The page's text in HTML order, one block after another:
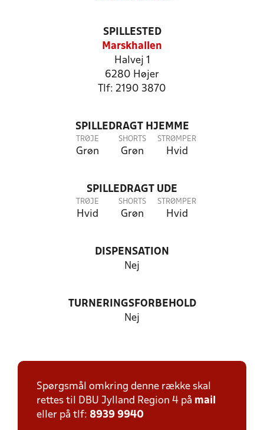
SPILLESTED
Marskhallen
Halvej 1
6280 Højer
Tlf: 2190 3870
SPILLEDRAGT HJEMME
TRØJE
Grøn
SHORTS
Grøn
STRØMPER
Hvid
SPILLEDRAGT UDE
TRØJE
Hvid
SHORTS
Grøn
STRØMPER
Hvid
DISPENSATION
Nej
TURNERINGSFORBEHOLD
Nej
Spørgsmål omkring denne række skal
rettes til DBU Jylland Region 4 på mail
eller på tlf: 8939 9940